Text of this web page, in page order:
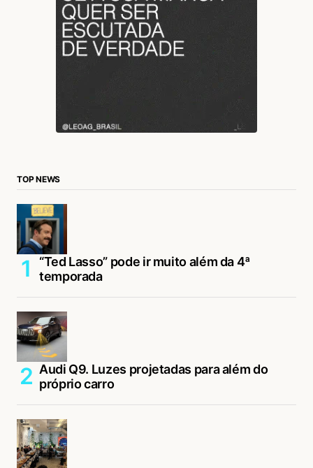
TOP NEWS
“Ted Lasso” pode ir muito além da 4ª
temporada
Audi Q9. Luzes projetadas para além do
próprio carro